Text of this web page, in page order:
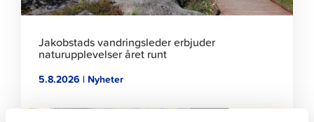
Jakobstads vandringsleder erbjuder
naturupplevelser året runt
5.8.2026 | Nyheter